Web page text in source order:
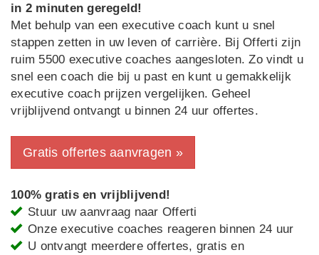
in 2 minuten geregeld!
Met behulp van een executive coach kunt u snel
stappen zetten in uw leven of carrière. Bij Offerti zijn
ruim 5500 executive coaches aangesloten. Zo vindt u
snel een coach die bij u past en kunt u gemakkelijk
executive coach prijzen vergelijken. Geheel
vrijblijvend ontvangt u binnen 24 uur offertes.
Gratis offertes aanvragen »
100% gratis en vrijblijvend!
Stuur uw aanvraag naar Offerti
Onze executive coaches reageren binnen 24 uur
U ontvangt meerdere offertes, gratis en